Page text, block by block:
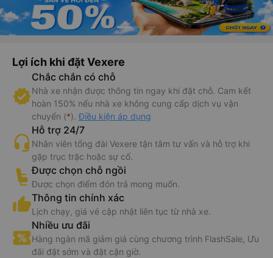
Lợi ích khi đặt Vexere
Chắc chắn có chỗ
Nhà xe nhận được thông tin ngay khi đặt chỗ. Cam kết
hoàn 150% nếu nhà xe không cung cấp dịch vụ vận
chuyển (*). Điều kiện áp dụng
Hỗ trợ 24/7
Nhân viên tổng đài Vexere tận tâm tư vấn và hỗ trợ khi
gặp trục trặc hoặc sự cố.
Được chọn chỗ ngồi
Được chọn điểm đón trả mong muốn.
Thông tin chính xác
Lịch chạy, giá vé cập nhật liên tục từ nhà xe.
Nhiều ưu đãi
Hàng ngàn mã giảm giá cùng chương trình FlashSale, Ưu
đãi đặt sớm và đặt cận giờ.